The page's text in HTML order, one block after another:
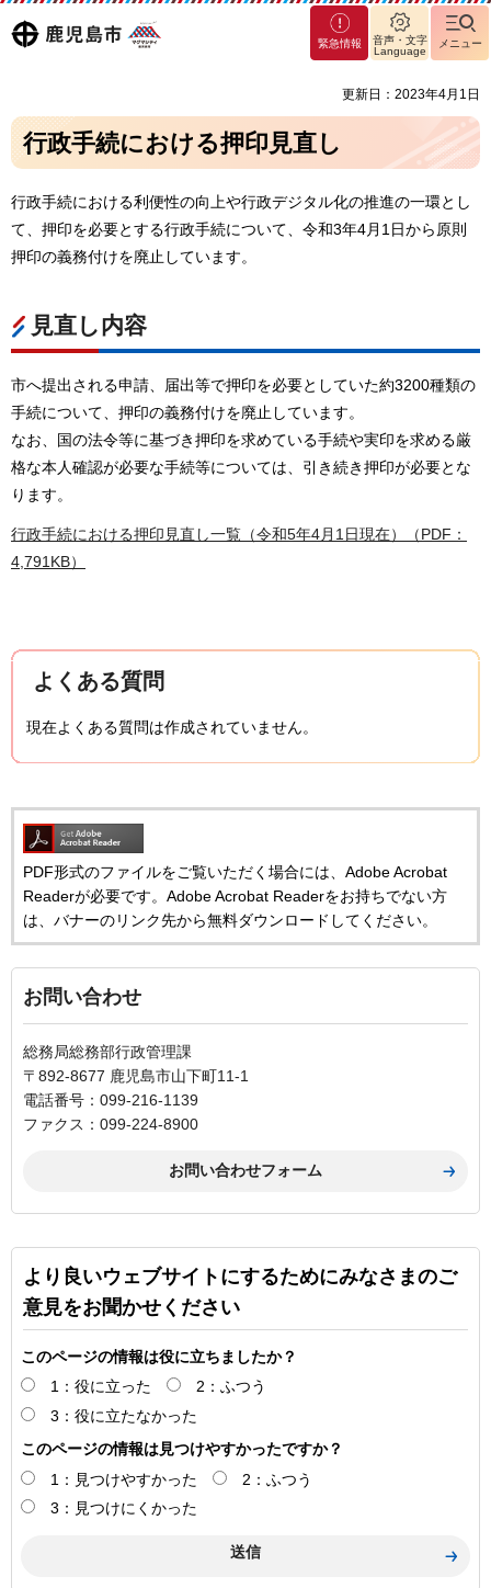
鹿児島
マグ
マシ
緊急情報
音声・文字
Language
メニュー
更新日：2023年4月1日
行政手続における押印見直し
行政手続における利便性の向上や行政デジタル化の推進の一環とし
て、押印を必要とする行政手続について、令和3年4月1日から原則
押印の義務付けを廃止しています。
見直し内容
市へ提出される申請、届出等で押印を必要としていた約3200種類の
手続について、押印の義務付けを廃止しています。
なお、国の法令等に基づき押印を求めている手続や実印を求める厳
格な本人確認が必要な手続等については、引き続き押印が必要とな
ります。
行政手続における押印見直し一覧（令和5年4月1日現在）（PDF：
4,791KB）
よくある質問
現在よくある質問は作成されていません。
PDF形式のファイルをご覧いただく場合には、Adobe Acrobat
Readerが必要です。Adobe Acrobat Readerをお持ちでない方
は、バナーのリンク先から無料ダウンロードしてください。
お問い合わせ
総務局総務部行政管理課
〒892-8677 鹿児島市山下町11-1
電話番号：099-216-1139
ファクス：099-224-8900
より良いウェブサイトにするためにみなさまのご
意見をお聞かせください
このページの情報は役に立ちましたか？
1：役に立った
2：ふつう
3：役に立たなかった
このページの情報は見つけやすかったですか？
1：見つけやすかった
2：ふつう
3：見つけにくかった